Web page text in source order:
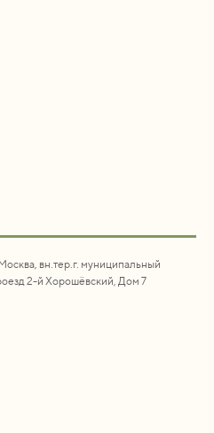
вн.тер.г. муниципальный
2-й Хорошёвский, Дом 7